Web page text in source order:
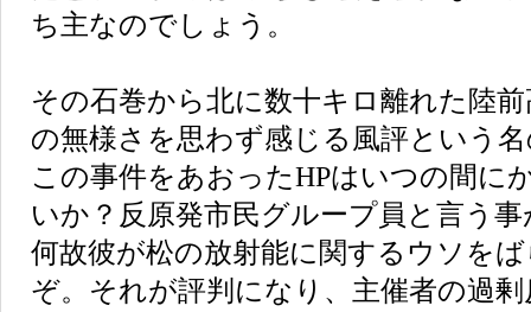
ち主なのでしょう。
その石巻から北に数十キロ離れた陸
の無様さを思わず感じる風評という
この事件をあおったHPはいつの間に
いか？反原発市民グループ員と言う
何故彼が松の放射能に関するウソを
ぞ。それが評判になり、主催者の過